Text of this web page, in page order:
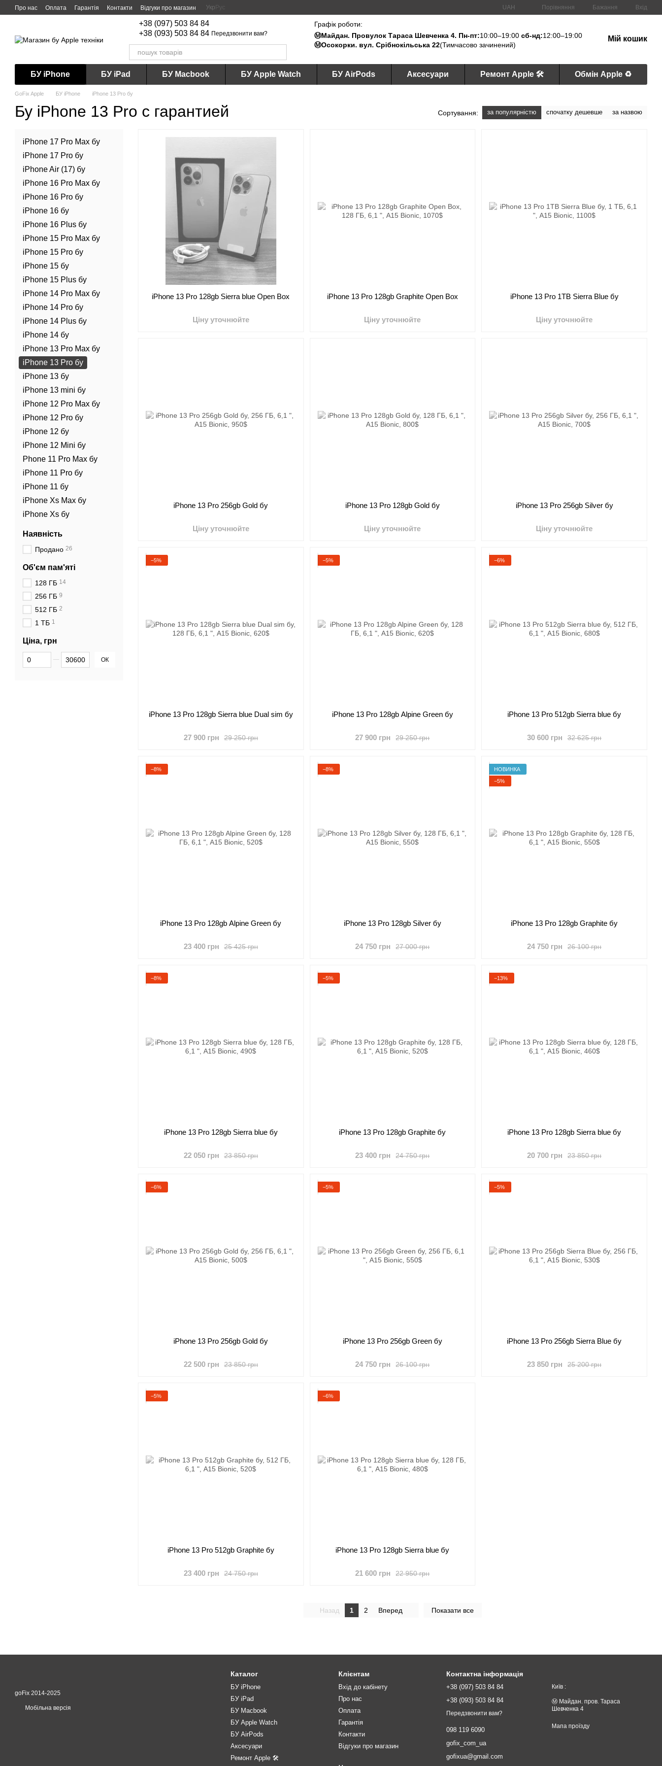
Перейти до основного контенту
Про нас Оплата Гарантія Контакти Відгуки про магазин Укр Рус UAH Порівняння Бажання Вхід
+38 (097) 503 84 84
+38 (093) 503 84 84 Передзвонити вам?
Графік роботи:
Ⓜ️Майдан. Провулок Тараса Шевченка 4. Пн-пт:10:00–19:00сб-нд:12:00–19:00
Ⓜ️Осокорки. вул. Срібнокільська 22(Тимчасово зачинений)
Мій кошик
БУ iPhone БУ iPad БУ Macbook БУ Apple Watch БУ AirPods Аксесуари Ремонт Apple 🛠 Обмін Apple ♻️
GoFix Apple БУ iPhone iPhone 13 Pro бу
Бу iPhone 13 Pro c гарантией Сортування: за популярністю спочатку дешевше за назвою
iPhone 13 Pro 128gb Sierra blue Open Box
Ціну уточнюйте
iPhone 13 Pro 128gb Graphite Open Box
Ціну уточнюйте
iPhone 13 Pro 1TB Sierra Blue бу
Ціну уточнюйте
iPhone 13 Pro 256gb Gold бу
Ціну уточнюйте
iPhone 13 Pro 128gb Gold бу
Ціну уточнюйте
iPhone 13 Pro 256gb Silver бу
Ціну уточнюйте
−5%
iPhone 13 Pro 128gb Sierra blue Dual sim бу
29 250 грн
27 900 грн
−5%
iPhone 13 Pro 128gb Alpine Green бу
29 250 грн
27 900 грн
−6%
iPhone 13 Pro 512gb Sierra blue бу
32 625 грн
30 600 грн
−8%
iPhone 13 Pro 128gb Alpine Green бу
25 425 грн
23 400 грн
−8%
iPhone 13 Pro 128gb Silver бу
27 000 грн
24 750 грн
НОВИНКА
−5%
iPhone 13 Pro 128gb Graphite бу
26 100 грн
24 750 грн
−8%
iPhone 13 Pro 128gb Sierra blue бу
23 850 грн
22 050 грн
−5%
iPhone 13 Pro 128gb Graphite бу
24 750 грн
23 400 грн
−13%
iPhone 13 Pro 128gb Sierra blue бу
23 850 грн
20 700 грн
−6%
iPhone 13 Pro 256gb Gold бу
23 850 грн
22 500 грн
−5%
iPhone 13 Pro 256gb Green бу
26 100 грн
24 750 грн
−5%
iPhone 13 Pro 256gb Sierra Blue бу
25 200 грн
23 850 грн
−5%
iPhone 13 Pro 512gb Graphite бу
24 750 грн
23 400 грн
−6%
iPhone 13 Pro 128gb Sierra blue бу
22 950 грн
21 600 грн
Назад 1 2 Вперед Показати все
iPhone 17 Pro Max бу
iPhone 17 Pro бу
iPhone Air (17) бу
iPhone 16 Pro Max бу
iPhone 16 Pro бу
iPhone 16 бу
iPhone 16 Plus бу
iPhone 15 Pro Max бу
iPhone 15 Pro бу
iPhone 15 бу
iPhone 15 Plus бу
iPhone 14 Pro Max бу
iPhone 14 Pro бу
iPhone 14 Plus бу
iPhone 14 бу
iPhone 13 Pro Max бу
iPhone 13 Pro бу
iPhone 13 бу
iPhone 13 mini бу
iPhone 12 Pro Max бу
iPhone 12 Pro бу
iPhone 12 бу
iPhone 12 Mini бу
Phone 11 Pro Max бу
iPhone 11 Pro бу
iPhone 11 бу
iPhone Xs Max бу
iPhone Xs бу
Наявність
Продано 26
Об'єм пам'яті
128 ГБ 14
256 ГБ 9
512 ГБ 2
1 ТБ 1
Ціна, грн
Від Ціна, грн
До Ціна, грн ОК
goFix 2014-2025
Мобільна версія
Каталог
БУ iPhone
БУ iPad
БУ Macbook
БУ Apple Watch
БУ AirPods
Аксесуари
Ремонт Apple 🛠
Клієнтам
Вхід до кабінету
Про нас
Оплата
Гарантія
Контакти
Відгуки про магазин
Контактна інформація
+38 (097) 503 84 84
+38 (093) 503 84 84
Передзвонити вам?
098 119 6090
gofix_com_ua
gofixua@gmail.com
Київ :
Ⓜ️ Майдан. пров. Тараса
Шевченка 4
Мапа проїзду